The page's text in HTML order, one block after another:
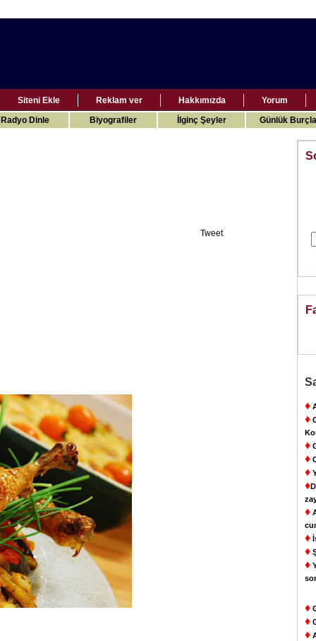
Siteni Ekle Reklam ver Hakkımızda
Yorum
Radyo Dinle
Biyografiler İlginç Şeyler Günlük
Tweet
♦
♦
♦
♦
♦
♦
♦
♦
♦
♦
♦
♦
♦